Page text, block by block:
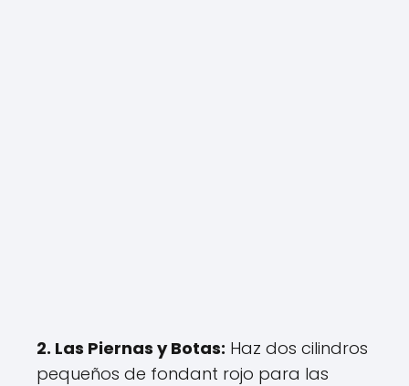
2. Las Piernas y Botas: Haz dos cilindros
pequeños de fondant rojo para las